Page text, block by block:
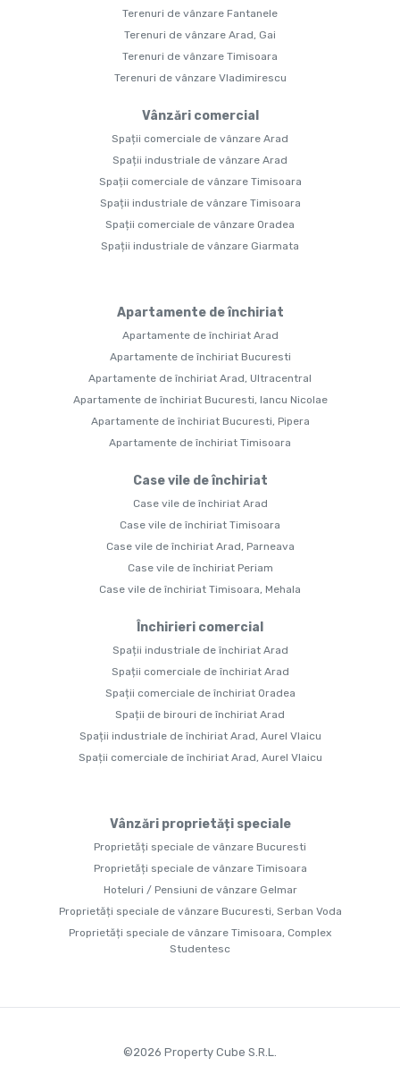
Terenuri de vânzare Fantanele
Terenuri de vânzare Arad, Gai
Terenuri de vânzare Timisoara
Terenuri de vânzare Vladimirescu
Vânzări comercial
Spații comerciale de vânzare Arad
Spații industriale de vânzare Arad
Spații comerciale de vânzare Timisoara
Spații industriale de vânzare Timisoara
Spații comerciale de vânzare Oradea
Spații industriale de vânzare Giarmata
Apartamente de închiriat
Apartamente de închiriat Arad
Apartamente de închiriat Bucuresti
Apartamente de închiriat Arad, Ultracentral
Apartamente de închiriat Bucuresti, Iancu Nicolae
Apartamente de închiriat Bucuresti, Pipera
Apartamente de închiriat Timisoara
Case vile de închiriat
Case vile de închiriat Arad
Case vile de închiriat Timisoara
Case vile de închiriat Arad, Parneava
Case vile de închiriat Periam
Case vile de închiriat Timisoara, Mehala
Închirieri comercial
Spații industriale de închiriat Arad
Spații comerciale de închiriat Arad
Spații comerciale de închiriat Oradea
Spații de birouri de închiriat Arad
Spații industriale de închiriat Arad, Aurel Vlaicu
Spații comerciale de închiriat Arad, Aurel Vlaicu
Vânzări proprietăți speciale
Proprietăți speciale de vânzare Bucuresti
Proprietăți speciale de vânzare Timisoara
Hoteluri / Pensiuni de vânzare Gelmar
Proprietăți speciale de vânzare Bucuresti, Serban Voda
Proprietăți speciale de vânzare Timisoara, Complex
Studentesc
©2026 Property Cube S.R.L.